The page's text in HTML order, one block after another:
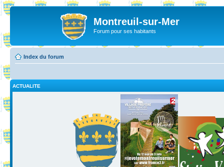
Montreuil-sur-Mer
Forum pour ses habitants
Index du forum
ACTUALITE